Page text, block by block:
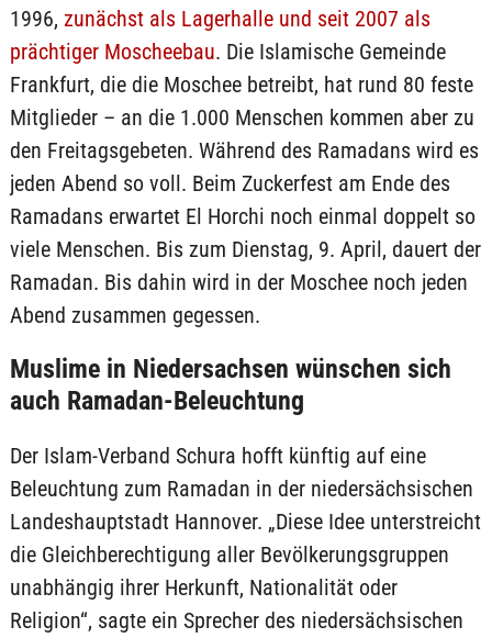
1996, zunächst als Lagerhalle und seit 2007 als
prächtiger Moscheebau. Die Islamische Gemeinde
Frankfurt, die die Moschee betreibt, hat rund 80 feste
Mitglieder – an die 1.000 Menschen kommen aber zu
den Freitagsgebeten. Während des Ramadans wird es
jeden Abend so voll. Beim Zuckerfest am Ende des
Ramadans erwartet El Horchi noch einmal doppelt so
viele Menschen. Bis zum Dienstag, 9. April, dauert der
Ramadan. Bis dahin wird in der Moschee noch jeden
Abend zusammen gegessen.
Muslime in Niedersachsen wünschen sich
auch Ramadan-Beleuchtung
Der Islam-Verband Schura hofft künftig auf eine
Beleuchtung zum Ramadan in der niedersächsischen
Landeshauptstadt Hannover. „Diese Idee unterstreicht
die Gleichberechtigung aller Bevölkerungsgruppen
unabhängig ihrer Herkunft, Nationalität oder
Religion“, sagte ein Sprecher des niedersächsischen